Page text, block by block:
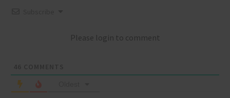
Please login to comment